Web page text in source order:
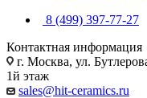
8 (499) 397-77-27
Контактная информация
г. Москва, ул.
1й этаж
sales@hit-ceramics.ru